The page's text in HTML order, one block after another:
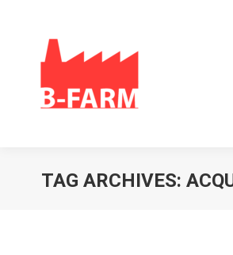
TAG ARCHIVES: